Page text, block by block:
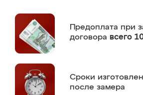
Предоплата при
договора всего
Сроки
после замера